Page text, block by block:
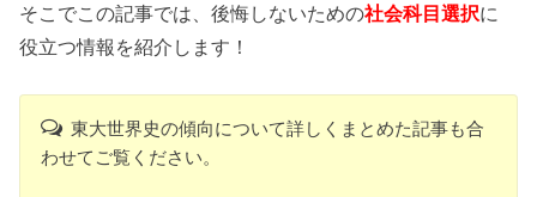
そこでこの記事では、後悔しないための社会科目選択に
役立つ情報を紹介します！
東大世界史の傾向について詳しくまとめた記事も合
わせてご覧ください。